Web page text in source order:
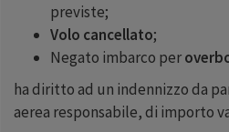
previste;
Volo cancellato;
Negato imbarco per
ha diritto ad un indennizzo da
aerea responsabile, di importo